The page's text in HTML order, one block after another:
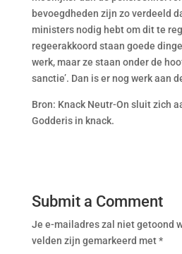
bevoegdheden zijn zo verdeeld
ministers nodig hebt om dit te
regeerakkoord staan goede
werk, maar ze staan onder de
sanctie’. Dan is er nog werk aan
Bron: Knack Neutr-On sluit zich
Godderis in knack.
Submit a Comment
Je e-mailadres zal niet getoond
velden zijn gemarkeerd met*